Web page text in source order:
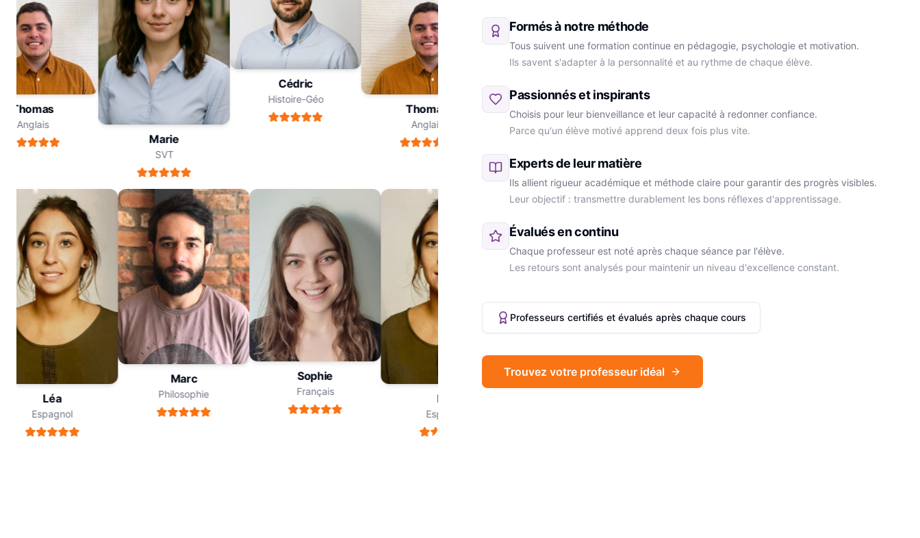
Thomas
Anglais
Marie
SVT
Cédric
Histoire-Géo
Thomas
Anglais
Marie
Léa
Espagnol
Marc
Philosophie
Sophie
Français Léa
Espagnol
Marc
Français
Formés à notre méthode
Tous suivent une formation continue en pédagogie, psychologie et motivation.
Ils savent s'adapter à la personnalité et au rythme de chaque élève.
Passionnés et inspirants
Choisis pour leur bienveillance et leur capacité à redonner confiance.
Parce qu'un élève motivé apprend deux fois plus vite.
Experts de leur matière
Ils allient rigueur académique et méthode claire pour garantir des progrès visibles.
Leur objectif : transmettre durablement les bons réflexes d'apprentissage.
Évalués en continu
Chaque professeur est noté après chaque séance par l'élève.
Les retours sont analysés pour maintenir un niveau d'excellence constant.
Professeurs certifiés et évalués après chaque cours
Trouvez votre professeur idéal